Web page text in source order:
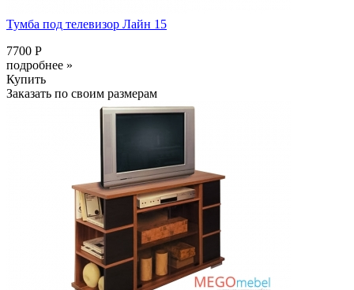
Тумба под телевизор Лайн 15
7700 Р
подробнее »
Купить
Заказать по своим размерам